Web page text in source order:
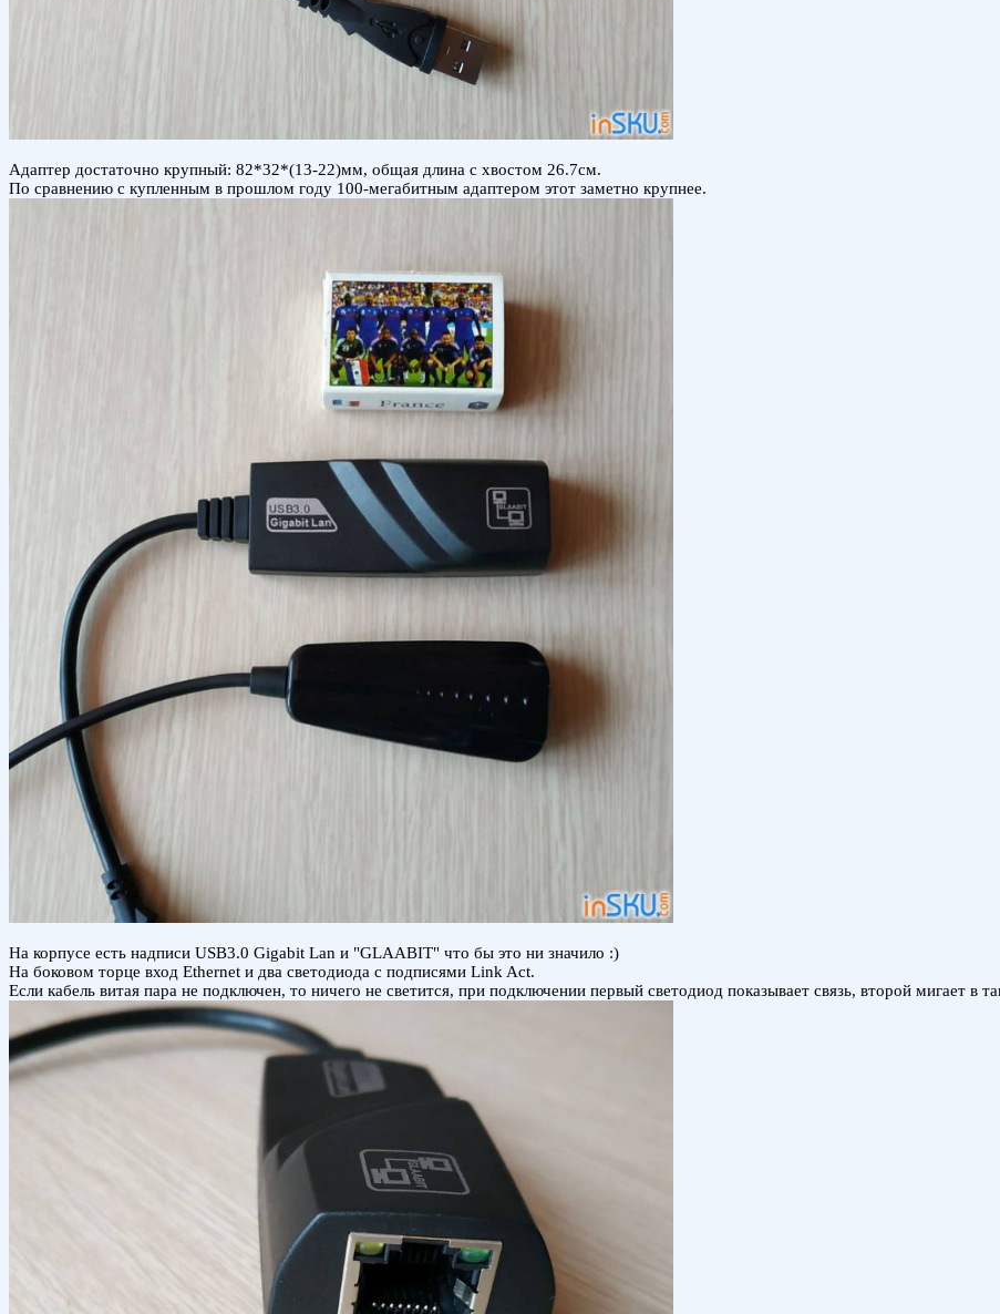
Адаптер достаточно крупный: 82*32*(13-22)мм, общая длина с хвостом 26.7см.
По сравнению с купленным в прошлом году 100-мегабитным адаптером этот заметно крупнее.
На корпусе есть надписи USB3.0 Gigabit Lan и "GLAABIT" что бы это ни значило :)
На боковом торце вход Ethernet и два светодиода с подписями Link Act.
Если кабель витая пара не подключен, то ничего не светится, при подключении первый светодиод показывает связь, второй мигает в